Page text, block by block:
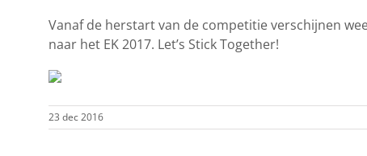
Vanaf de herstart van de competitie verschijnen
naar het EK 2017. Let’s Stick Together!
23 dec 2016